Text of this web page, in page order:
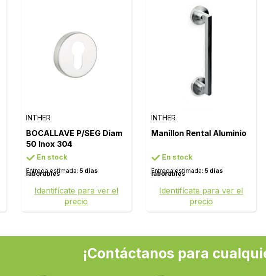
INTHER
BOCALLAVE P/SEG Diam
50 Inox 304
En stock
Entrega estimada: 5 días
laborables
Identifícate para ver el
precio
INTHER
Manillon Rental Aluminio
En stock
Entrega estimada: 5 días
laborables
Identifícate para ver el
precio
¡Contáctanos para